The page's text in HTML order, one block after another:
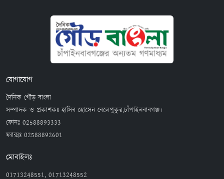
যোগাযোগ
দৈনিক গৌড় বাংলা
সম্পাদক ও প্রকাশকঃ হাসিব হোসেন বেলেপুকুর,চাঁপাইনবাবগঞ্জ।
ফোনঃ 02588893333
ফ্যাক্সঃ 02588892601
মোবাইলঃ
01713248551, 01713248552